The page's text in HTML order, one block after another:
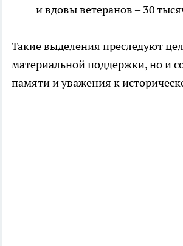
и вдовы ветеранов – 30
Такие выделения преследуют
материальной поддержки, но и
памяти и уважения к